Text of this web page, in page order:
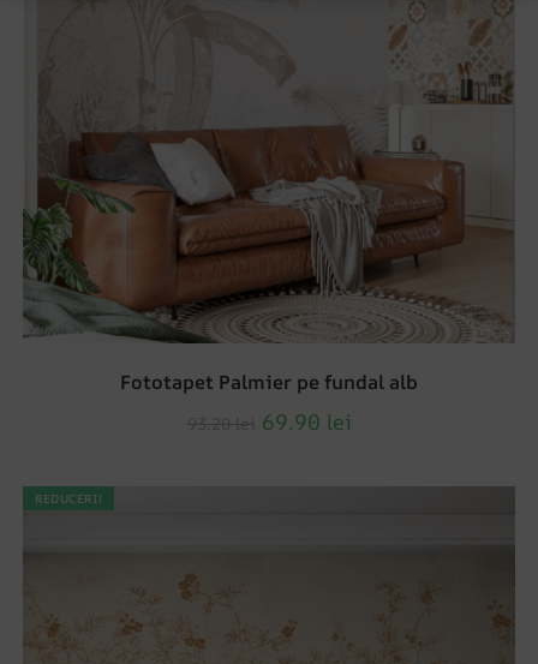
Fototapet Palmier pe fundal alb
69.90 lei
REDUCERI!